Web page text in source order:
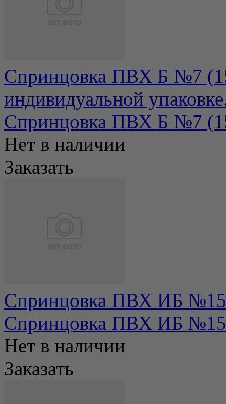
Спринцовка ПВХ Б №7
индивидуальной
Спринцовка ПВХ Б №7
Нет в наличии
Заказать
Спринцовка ПВХ ИБ №15
Спринцовка ПВХ ИБ №15
Нет в наличии
Заказать